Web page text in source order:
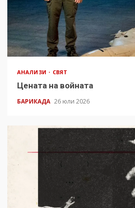
АНАЛИЗИ СВЯТ
Цената на войната
БАРИКАДА 26 юли 2026